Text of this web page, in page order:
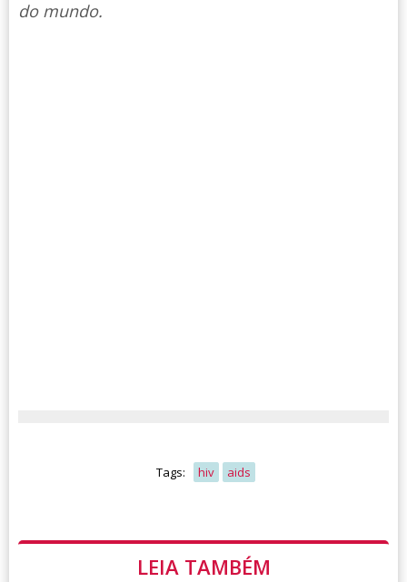
do mundo.
Tags: hiv aids
LEIA TAMBÉM